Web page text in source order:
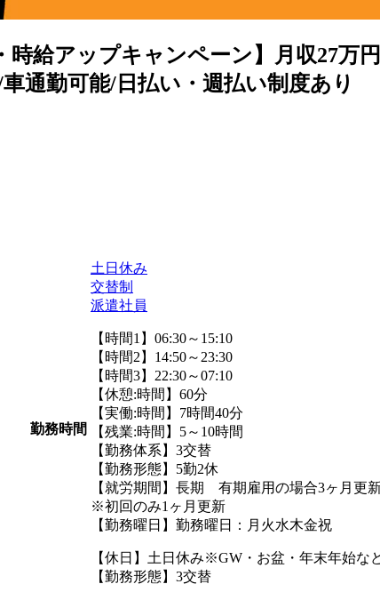
時給アップキャンペーン】月収27万
通勤可能/日払い・週払い制度あり
勤務時間
土日休み
交替制
派遣社員
【時間1】06:30～15:10
【時間2】14:50～23:30
【時間3】22:30～07:10
【休憩:時間】60分
【実働:時間】7時間40分
【残業:時間】5～10時間
【勤務体系】3交替
【勤務形態】5勤2休
【就労期間】長期 有期雇用の場合3ヶ月更
※初回のみ1ヶ月更新
【勤務曜日】勤務曜日：月火水木金祝
【休日】土日休み※GW・お盆・年末年始な
【勤務形態】3交替